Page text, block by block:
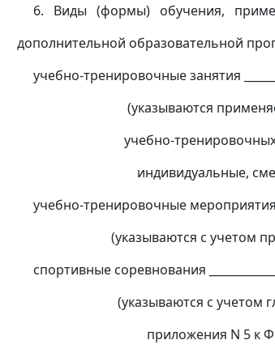
6. Виды (формы) обучения,
дополнительной образовательной
учебно-тренировочные занятия
(указываются
учебно-тренировочных
индивидуальные,
учебно-тренировочные мероприятия
(указываются с учетом
спортивные соревнования
(указываются с учетом
приложения N 5 к